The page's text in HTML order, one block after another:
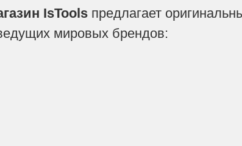
IsTools предлагает
мировых брендов: